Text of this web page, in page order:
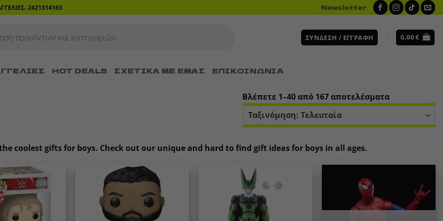
2421314163 Newsletter
ΣΎΝΔΕΣΗ / ΕΓΓΡΑΦΉ 0,00€
HOT DEALS ΣΧΕΤΙΚΆ ΜΕ ΕΜΆΣ ΕΠΙΚΟΙΝΩΝΙΑ
Βλέπετε 1–40 από 167 αποτελέσματαSorted
by
coolest gifts for boys. Check out our unique and hard to find gift ideas for boys in all ages.
Add to
wishlist
Add to
wishlist
Add to
wishlist